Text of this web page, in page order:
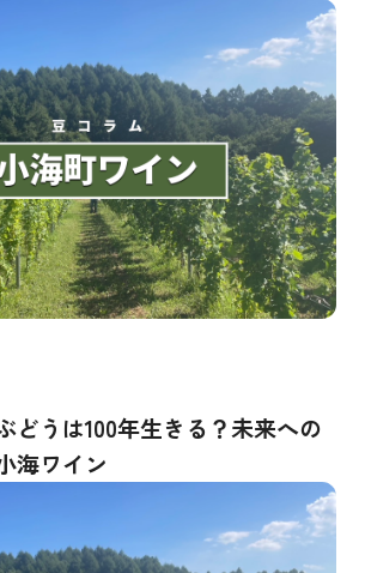
どうは100年生きる？未来への
海ワイン